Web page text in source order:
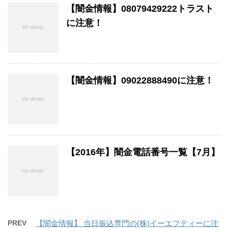
【闇金情報】08079429222トラスト
に注意！
【闇金情報】09022888490に注意！
【2016年】闇金電話番号一覧【7月】
PREV
【闇金情報】 当日振込専門の(株)イーエフティーに注